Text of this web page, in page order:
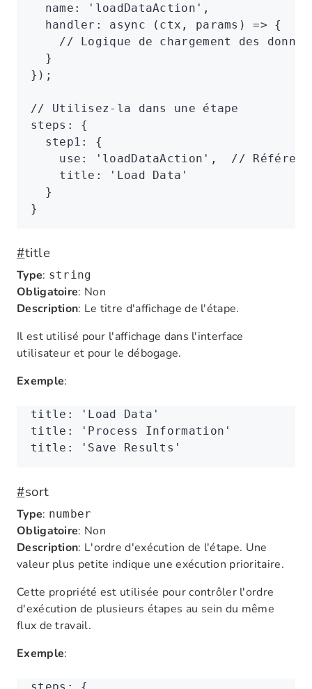
  name
: 'loadDataAction' ,
  handler
: async (ctx , params) => {
// Logique de chargement des
  }
});
// Utilisez-la dans une étape
steps :
{
  step1
:
{
    use
: 'loadDataAction' ,
//
    title
:
'Load Data'
  }
}
#title
Type: string
Obligatoire: Non
Description: Le titre d'affichage de l'étape.
Il est utilisé pour l'affichage dans l'interface
utilisateur et pour le débogage.
Exemple:
title :
'Load Data'
title :
'Process Information'
title : 'Save Results'
#sort
Type: number
Obligatoire: Non
Description: L'ordre d'exécution de l'étape. Une
valeur plus petite indique une exécution prioritaire.
Cette propriété est utilisée pour contrôler l'ordre
d'exécution de plusieurs étapes au sein du même
flux de travail.
Exemple: